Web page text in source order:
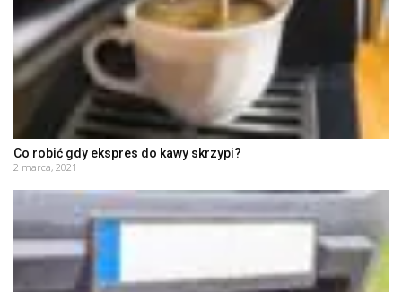
Co robić gdy ekspres do kawy skrzypi?
2 marca, 2021